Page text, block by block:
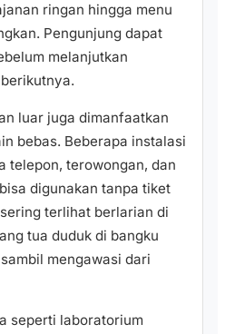
ringan hingga menu
Pengunjung dapat
melanjutkan
luar juga dimanfaatkan
bebas. Beberapa instalasi
telepon, terowongan, dan
digunakan tanpa tiket
terlihat berlarian di
tua duduk di bangku
mengawasi dari
seperti laboratorium